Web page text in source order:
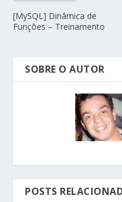
[MySQL] Dinâmica de
Funções – Treinamento
SOBRE O AUTOR
POSTS